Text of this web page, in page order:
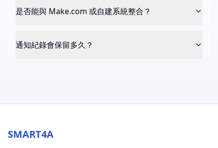
是否能與 Make.com 或自建系統整合？
通知紀錄會保留多久？
SMART4A